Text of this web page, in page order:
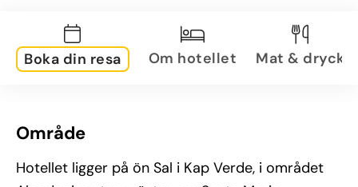
Boka din resa Om hotellet Mat & dryck
Område
Hotellet ligger på ön Sal i Kap Verde, i området